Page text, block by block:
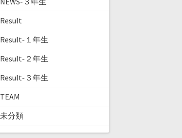
Result
Result-１年生
Result-２年生
Result-３年生
TEAM
未分類